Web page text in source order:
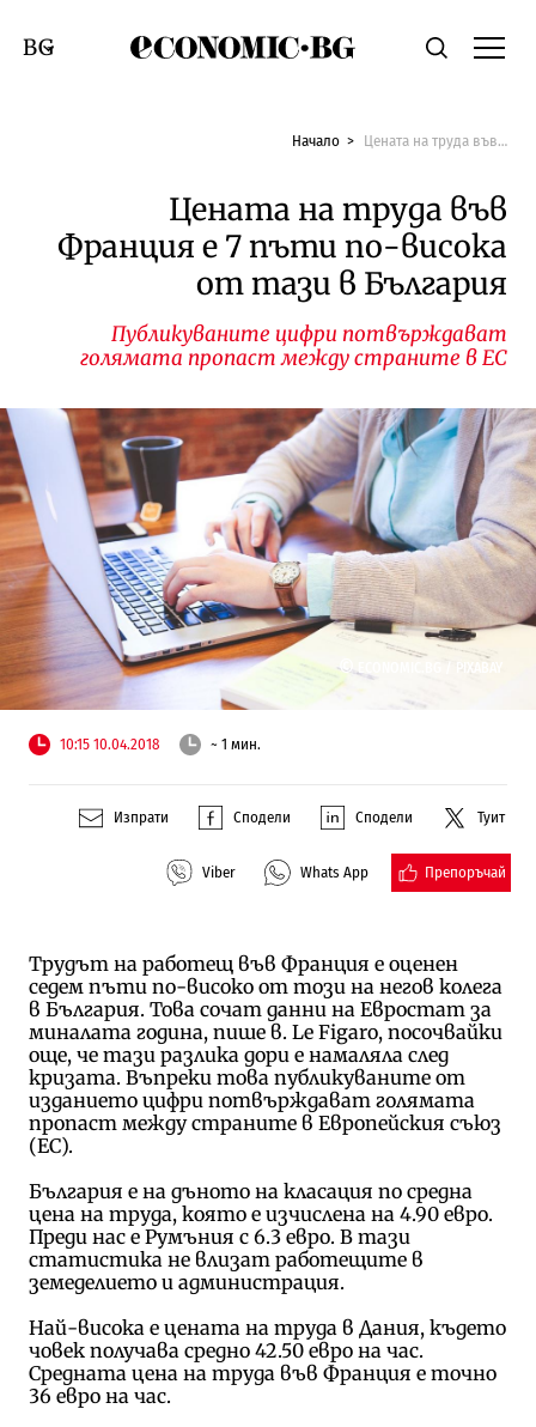
Economic.bgТърсене
Смяна на език
Начало Цената на труда във Франция е 7 пъти по-висока от тази в България
Цената на труда във
Франция е 7 пъти по-висока
от тази в България
Публикуваните цифри потвърждават
голямата пропаст между страните в ЕС
© ECONOMIC.BG / PIXABAY
10:15 10.04.2018 ~ 1 мин.
Изпрати Сподели Сподели Туит
Viber Whats App Препоръчай
Трудът на работещ във Франция е оценен
седем пъти по-високо от този на негов колега
в България. Това сочат данни на Евростат за
миналата година, пише в. Le Figaro, посочвайки
още, че тази разлика дори е намаляла след
кризата. Въпреки това публикуваните от
изданието цифри потвърждават голямата
пропаст между страните в Европейския съюз
(ЕС).
България е на дъното на класация по средна
цена на труда, която е изчислена на 4.90 евро.
Преди нас е Румъния с 6.3 евро. В тази
статистика не влизат работещите в
земеделието и администрация.
Най-висока е цената на труда в Дания, където
човек получава средно 42.50 евро на час.
Средната цена на труда във Франция е точно
36 евро на час.